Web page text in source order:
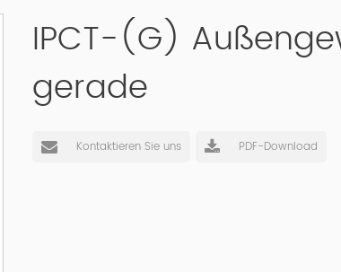
IPCT-(G)
gerade
Kontaktieren Sie uns PDF-Download